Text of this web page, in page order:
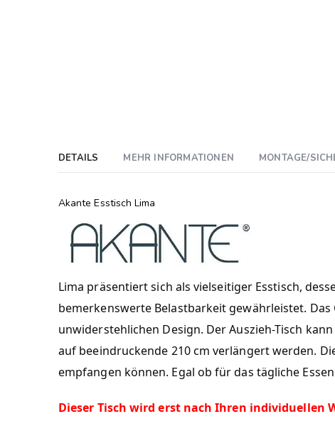
DETAILS
Akante Esstisch Lima
Lima präsentiert sich als vielseitiger Esstisch,
bemerkenswerte Belastbarkeit gewährleistet.
unwiderstehlichen Design. Der Auszieh-Tisch
auf beeindruckende 210 cm verlängert werden.
empfangen können. Egal ob für das tägliche
Dieser Tisch wird erst nach Ihren individuellen
MEHR INFORMATIONEN MONTAGE/